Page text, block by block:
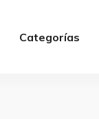
Categorías